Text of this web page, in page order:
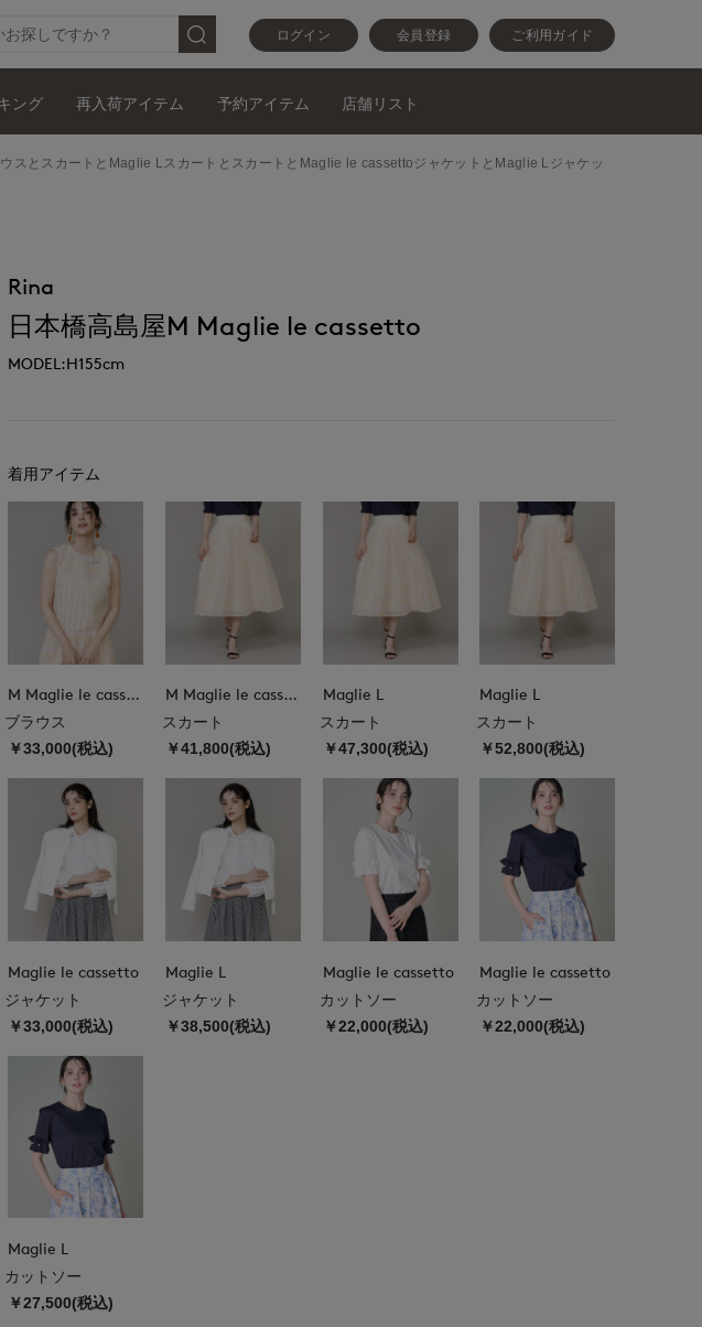
ログイン 会員登録 ご利用ガイド
ング 再入荷アイテム 予約アイテム 店舗リスト
スとスカートとMaglie LスカートとスカートとMaglie le cassettoジャケットとMaglie Lジャケッ
Rina
日本橋高島屋M Maglie le cassetto
MODEL:H155cm
着用アイテム
M Maglie le cassetto
ブラウス
￥33,000(税込)
M Maglie le cassetto
スカート
￥41,800(税込)
Maglie L
スカート
￥47,300(税込)
Maglie L
スカート
￥52,800(税込)
Maglie le cassetto
ジャケット
￥33,000(税込)
Maglie L
ジャケット
￥38,500(税込)
Maglie le cassetto
カットソー
￥22,000(税込)
Maglie le cassetto
カットソー
￥22,000(税込)
Maglie L
カットソー
￥27,500(税込)